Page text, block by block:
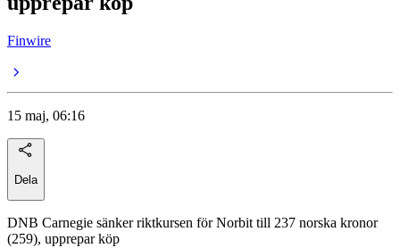
Finwire
15 maj, 06:16
Dela
DNB Carnegie sänker riktkursen för Norbit till 237 norska kronor
(259), upprepar köp